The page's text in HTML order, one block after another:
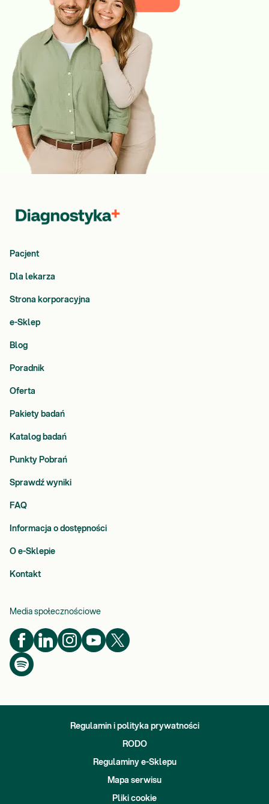
Pacjent
Dla lekarza
Strona korporacyjna
e-Sklep
Blog
Poradnik
Oferta
Pakiety badań
Katalog badań
Punkty Pobrań
Sprawdź wyniki
FAQ
Informacja o dostępności
O e-Sklepie
Kontakt
Media społecznościowe
Regulamin i polityka prywatności
RODO
Regulaminy e-Sklepu
Mapa serwisu
Pliki cookie